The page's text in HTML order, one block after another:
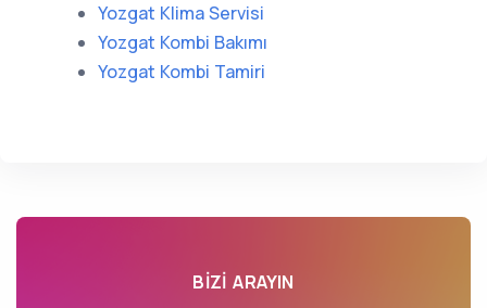
Yozgat Klima Servisi
Yozgat Kombi Bakımı
Yozgat Kombi Tamiri
BIZI ARAYIN